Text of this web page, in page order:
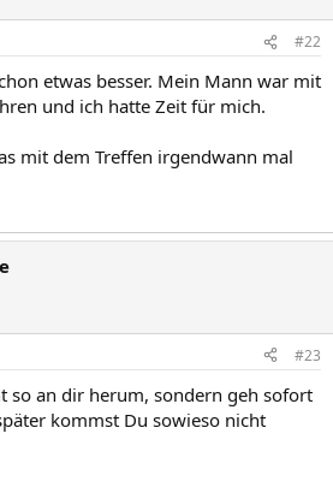
#22
etwas besser. Mein Mann war mit
und ich hatte Zeit für mich.
mit dem Treffen irgendwann mal
#23
so an dir herum, sondern geh sofort
kommst Du sowieso nicht